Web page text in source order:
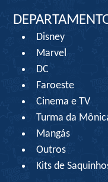
Disney
Marvel
DC
Faroeste
Cinema e TV
Turma da
Mangás
Outros
Kits de